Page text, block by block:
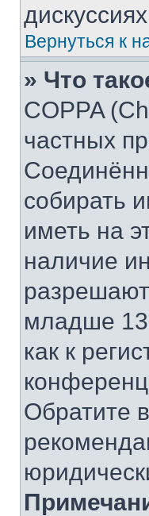
Вернуться к
» Что
COPPA
частных
собирать
иметь на
наличие
младше 13
как к
Обратите